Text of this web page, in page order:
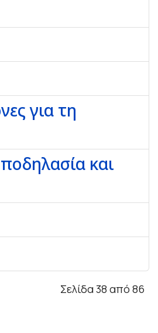
για τη
και
Σελίδα 38 από 86